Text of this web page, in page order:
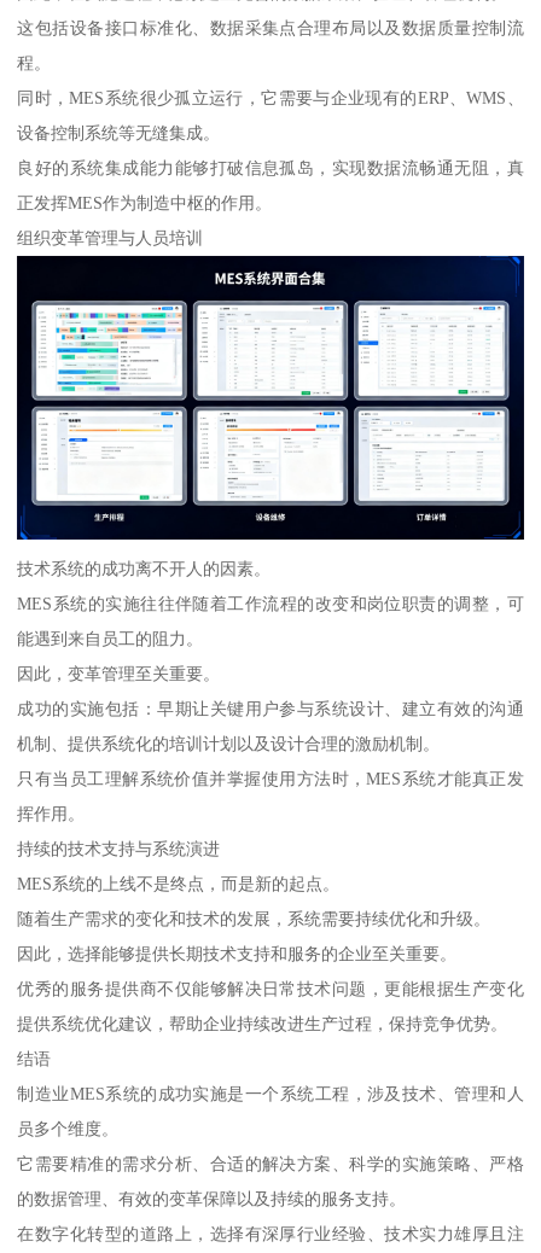
这包括设备接口标准化、数据采集点合理布局以及数据质量控制流
程。
同时，MES系统很少孤立运行，它需要与企业现有的ERP、WMS、
设备控制系统等无缝集成。
良好的系统集成能力能够打破信息孤岛，实现数据流畅通无阻，真
正发挥MES作为制造中枢的作用。
组织变革管理与人员培训
技术系统的成功离不开人的因素。
MES系统的实施往往伴随着工作流程的改变和岗位职责的调整，可
能遇到来自员工的阻力。
因此，变革管理至关重要。
成功的实施包括：早期让关键用户参与系统设计、建立有效的沟通
机制、提供系统化的培训计划以及设计合理的激励机制。
只有当员工理解系统价值并掌握使用方法时，MES系统才能真正发
挥作用。
持续的技术支持与系统演进
MES系统的上线不是终点，而是新的起点。
随着生产需求的变化和技术的发展，系统需要持续优化和升级。
因此，选择能够提供长期技术支持和服务的企业至关重要。
优秀的服务提供商不仅能够解决日常技术问题，更能根据生产变化
提供系统优化建议，帮助企业持续改进生产过程，保持竞争优势。
结语
制造业MES系统的成功实施是一个系统工程，涉及技术、管理和人
员多个维度。
它需要精准的需求分析、合适的解决方案、科学的实施策略、严格
的数据管理、有效的变革保障以及持续的服务支持。
在数字化转型的道路上，选择有深厚行业经验、技术实力雄厚且注